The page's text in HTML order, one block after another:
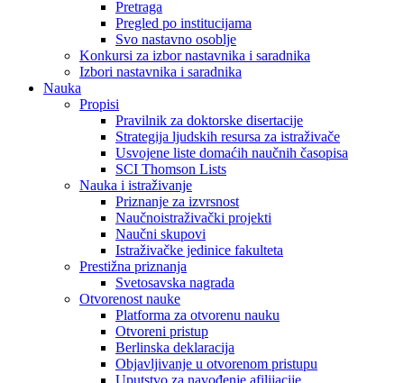
Pretraga
Pregled po institucijama
Svo nastavno osoblje
Konkursi za izbor nastavnika i saradnika
Izbori nastavnika i saradnika
Nauka
Propisi
Pravilnik za doktorske disertacije
Strategija ljudskih resursa za istraživače
Usvojene liste domaćih naučnih časopisa
SCI Thomson Lists
Nauka i istraživanje
Priznanje za izvrsnost
Naučnoistraživački projekti
Naučni skupovi
Istraživačke jedinice fakulteta
Prestižna priznanja
Svetosavska nagrada
Otvorenost nauke
Platforma za otvorenu nauku
Otvoreni pristup
Berlinska deklaracija
Objavljivanje u otvorenom pristupu
Uputstvo za navođenje afilijacije